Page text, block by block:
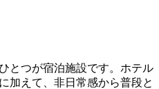
とつが宿泊施設です。ホテル
加えて、非日常感から普段と